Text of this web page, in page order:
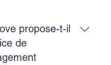
propose-t-il
de